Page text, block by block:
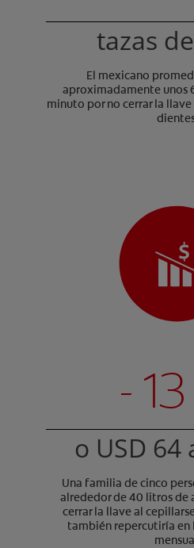
tazas
El mexicano
aproximadamente unos
minuto por no cerrar la
-
o USD 64
Una familia de cinco
alrededor de 40 litros de
cerrar la llave al
también repercutiría en